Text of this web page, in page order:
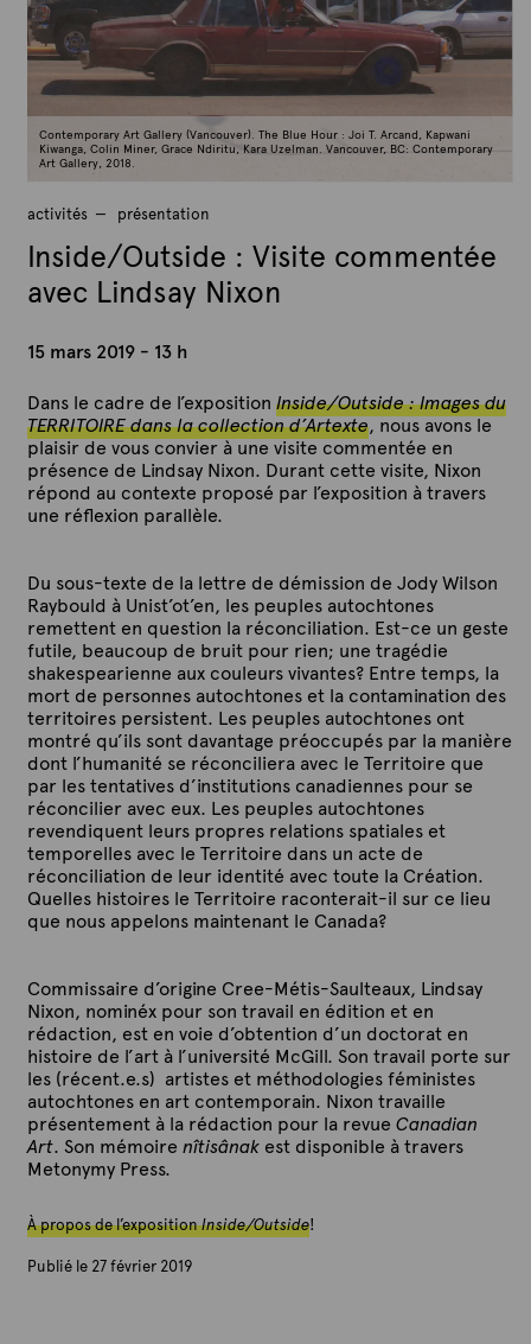
Contemporary Art Gallery (Vancouver). The Blue Hour : Joi T. Arcand, Kapwani
Kiwanga, Colin Miner, Grace Ndiritu, Kara Uzelman. Vancouver, BC: Contemporary
Art Gallery, 2018.
activités présentation
Inside/Outside : Visite commentée
avec Lindsay Nixon
15 mars 2019 - 13 h
Dans le cadre de l’exposition Inside/Outside : Images du
TERRITOIRE dans la collection d’Artexte, nous avons le
plaisir de vous convier à une visite commentée en
présence de Lindsay Nixon. Durant cette visite, Nixon
répond au contexte proposé par l’exposition à travers
une réflexion parallèle.
Du sous-texte de la lettre de démission de Jody Wilson
Raybould à Unist’ot’en, les peuples autochtones
remettent en question la réconciliation. Est-ce un geste
futile, beaucoup de bruit pour rien; une tragédie
shakespearienne aux couleurs vivantes? Entre temps, la
mort de personnes autochtones et la contamination des
territoires persistent. Les peuples autochtones ont
montré qu’ils sont davantage préoccupés par la manière
dont l’humanité se réconciliera avec le Territoire que
par les tentatives d’institutions canadiennes pour se
réconcilier avec eux. Les peuples autochtones
revendiquent leurs propres relations spatiales et
temporelles avec le Territoire dans un acte de
réconciliation de leur identité avec toute la Création.
Quelles histoires le Territoire raconterait-il sur ce lieu
que nous appelons maintenant le Canada?
Commissaire d’origine Cree-Métis-Saulteaux, Lindsay
Nixon, nominéx pour son travail en édition et en
rédaction, est en voie d’obtention d’un doctorat en
histoire de l’art à l’université McGill. Son travail porte sur
les (récent.e.s) artistes et méthodologies féministes
autochtones en art contemporain. Nixon travaille
présentement à la rédaction pour la revue Canadian
Art. Son mémoire nîtisânakest disponible à travers
Metonymy Press.
À propos de l’expositionInside/Outside!
Publié le 27 février 2019